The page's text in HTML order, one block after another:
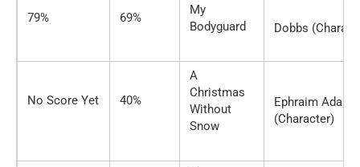
79% 69%
My
Bodyguard
Dobbs
No Score Yet 40%
A
Christmas
Without
Snow
Ephraim Adams
(Character)